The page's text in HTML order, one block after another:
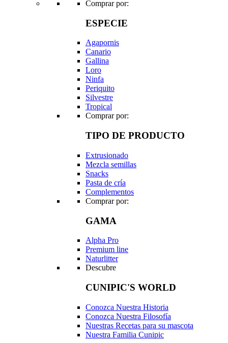
Comprar por:
ESPECIE
Agapornis
Canario
Gallina
Loro
Ninfa
Periquito
Silvestre
Tropical
Comprar por:
TIPO DE PRODUCTO
Extrusionado
Mezcla semillas
Snacks
Pasta de cría
Complementos
Comprar por:
GAMA
Alpha Pro
Premium line
Naturlitter
Descubre
CUNIPIC'S WORLD
Conozca Nuestra Historia
Conozca Nuestra Filosofía
Nuestras Recetas para su mascota
Nuestra Familia Cunipic